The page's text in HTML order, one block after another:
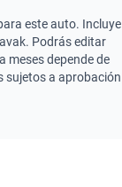
este auto. Incluye
Podrás editar
meses depende de
sujetos a aprobación